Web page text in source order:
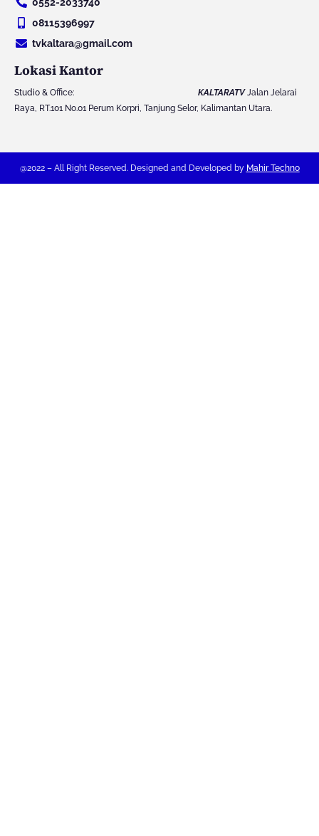
u
b
a
g
a
k
08115396997
tvkaltara@gmail.com
Lokasi Kantor
Studio & Office: KALTARATVJalan Jelarai
Raya, RT.101 No.01 Perum Korpri, Tanjung Selor, Kalimantan Utara.
@2022 – All Right Reserved. Designed and Developed by Mahir Techno